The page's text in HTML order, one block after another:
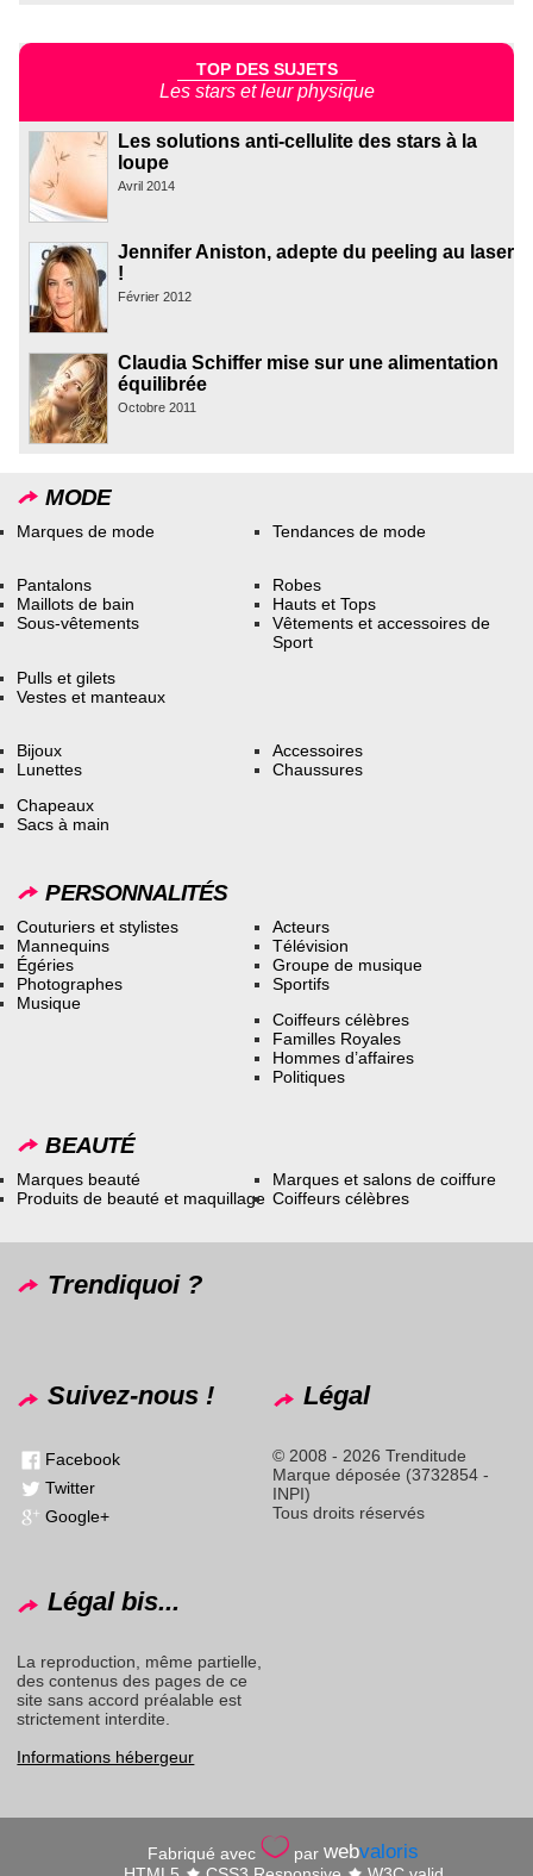
TOP DES SUJETS
Les stars et leur physique
Les solutions anti-cellulite des stars à la
loupe
Avril 2014
Jennifer Aniston, adepte du peeling au laser
!
Février 2012
Claudia Schiffer mise sur une alimentation
équilibrée
Octobre 2011
MODE
Marques de mode Tendances de mode
Pantalons
Maillots de bain
Sous-vêtements
Robes
Hauts et Tops
Vêtements et accessoires de
Sport
Pulls et gilets
Vestes et manteaux
Bijoux
Lunettes
Accessoires
Chaussures
Chapeaux
Sacs à main
PERSONNALITÉS
Couturiers et stylistes
Mannequins
Égéries
Photographes
Musique
Acteurs
Télévision
Groupe de musique
Sportifs
Coiffeurs célèbres
Familles Royales
Hommes d’affaires
Politiques
BEAUTÉ
Marques beauté
Produits de beauté et maquillage
Marques et salons de coiffure
Coiffeurs célèbres
Trendiquoi ?
Suivez-nous !
Facebook
Twitter
Google+
Légal
© 2008 - 2026 Trenditude
Marque déposée (3732854 -
INPI)
Tous droits réservés
Légal bis...
La reproduction, même partielle,
des contenus des pages de ce
site sans accord préalable est
strictement interdite.
Informations hébergeur
Fabriqué avec parwebvaloris